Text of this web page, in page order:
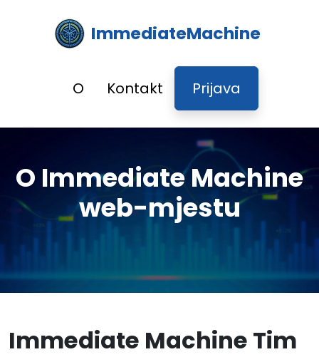
ImmediateMachine
O Kontakt Prijava
O Immediate Machine
web-mjestu
Immediate Machine Tim